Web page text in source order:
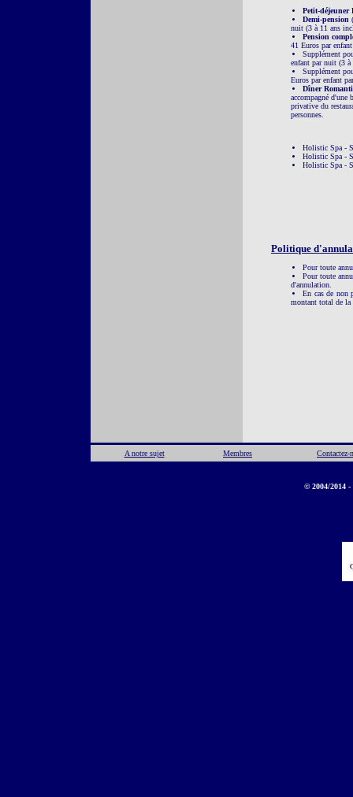
Petit-déjeuner
Demi-pension
nuit (3 à 11 ans
Pension
41 Euros par
Supplément
enfant par nuit (3
Supplément
Euros par enfant
Dîner
accompagné d'une
privative du
personnes.
Holistic Spa -
Holistic Spa -
Holistic Spa -
Politique
Pour toute
Pour toute
d'annulation.
En cas de non
montant total de la
A notre sujet Membres Contactez-
© 2004/2014